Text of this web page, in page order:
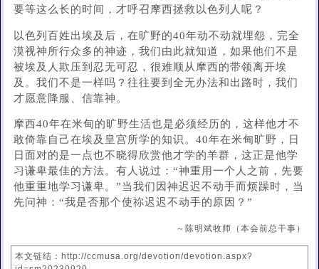
要等这么长的时间，才呼召摩西拯救以色列人呢？
以色列百姓出埃及后，在旷野的40年动不动就埋怨，完全
漠视神所行众多的神迹，我们由此就知道，如果他们不是
被埃及人欺压到忍无可忍，很难顺从摩西的带领离开埃
及。我们不是一样吗？往往要到全无办法和出路时，我们
才愿意降服、信靠神。
摩西40年在米甸的旷野生活也是必须经历的，这样他才不
敢倚靠自己在埃及皇宫所学的知识。40年在米甸旷野，日
日面对的是一点也不晓得欣赏他才学的羊群，这正是他学
习谦卑最佳的方法。有人说过：“神重用一个人之前，先要
他重重地学习谦卑。”当我们因神迟迟不动手而烦躁时，当
先问神：“我是否那个使祢迟迟不动手的原因？”
～陈明斌牧师（本会前总干事）
本文链结：http://ccmusa.org/devotion/devotion.aspx?